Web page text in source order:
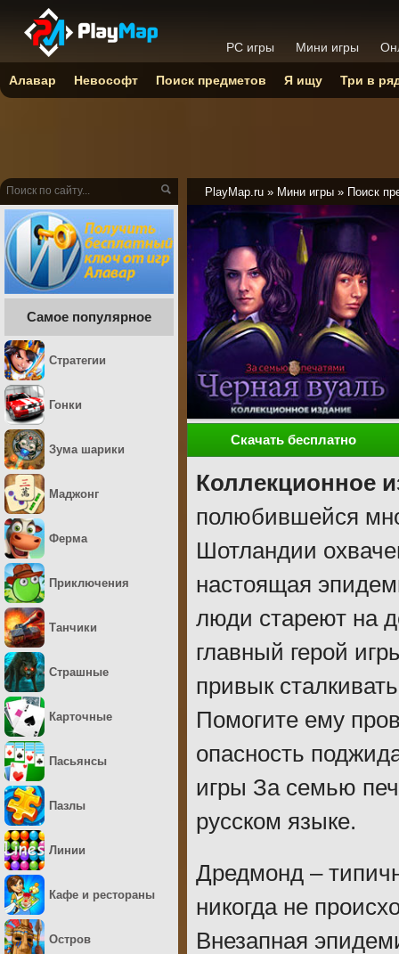
PlayMap.ru » Мини игры » Поиск
Скачать бесплатно
Коллекционное
полюбившейся
Шотландии
настоящая
люди стареют на
главный герой
привык
Помогите ему
опасность
игры За семью
русском языке.
Дредмонд –
никогда не
Внезапная
Самое популярное
Стратегии
Гонки
Зума шарики
Маджонг
Ферма
Приключения
Танчики
Страшные
Карточные
Пасьянсы
Пазлы
Линии
Кафе и рестораны
Остров
PC игры Мини игры
Алавар Невософт Поиск предметов Я ищу Три в